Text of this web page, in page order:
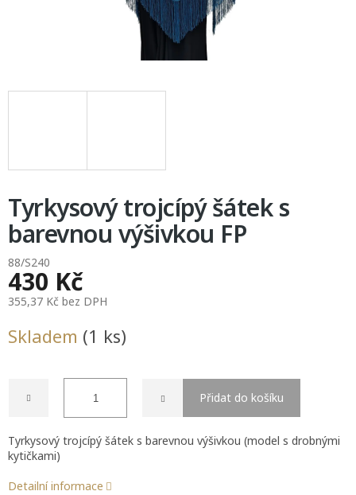
Tyrkysový trojcípý šátek s
barevnou výšivkou FP
88/S240
430 Kč
355,37 Kč bez DPH
cena:
Skladem (1 ks)
Přidat do košíku
Tyrkysový trojcípý šátek s barevnou výšivkou (model s drobnými
kytičkami)
Detailní informace